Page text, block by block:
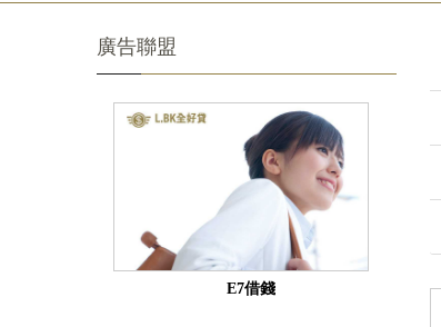
廣告聯盟
E7借錢